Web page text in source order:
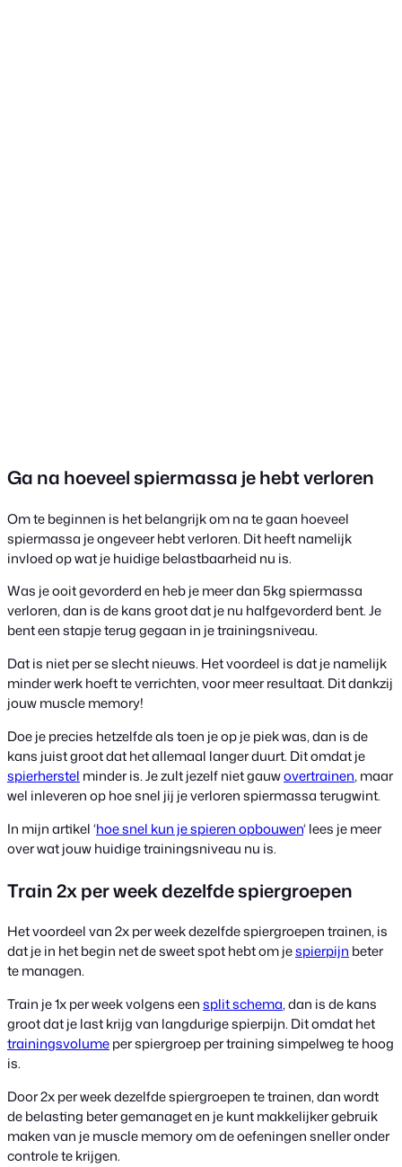
Ga na hoeveel spiermassa je hebt verloren
Om te beginnen is het belangrijk om na te gaan hoeveel
spiermassa je ongeveer hebt verloren. Dit heeft namelijk
invloed op wat je huidige belastbaarheid nu is.
Was je ooit gevorderd en heb je meer dan 5kg spiermassa
verloren, dan is de kans groot dat je nu halfgevorderd bent. Je
bent een stapje terug gegaan in je trainingsniveau.
Dat is niet per se slecht nieuws. Het voordeel is dat je namelijk
minder werk hoeft te verrichten, voor meer resultaat. Dit dankzij
jouw muscle memory!
Doe je precies hetzelfde als toen je op je piek was, dan is de
kans juist groot dat het allemaal langer duurt. Dit omdat je
spierherstel minder is. Je zult jezelf niet gauwovertrainen, maar
wel inleveren op hoe snel jij je verloren spiermassa terugwint.
In mijn artikel ‘hoe snel kun je spieren opbouwen‘ lees je meer
over wat jouw huidige trainingsniveau nu is.
Train 2x per week dezelfde spiergroepen
Het voordeel van 2x per week dezelfde spiergroepen trainen, is
dat je in het begin net de sweet spot hebt om jespierpijn beter
te managen.
Train je 1x per week volgens eensplit schema, dan is de kans
groot dat je last krijg van langdurige spierpijn. Dit omdat het
trainingsvolumeper spiergroep per training simpelweg te hoog
is.
Door 2x per week dezelfde spiergroepen te trainen, dan wordt
de belasting beter gemanaget en je kunt makkelijker gebruik
maken van je muscle memory om de oefeningen sneller onder
controle te krijgen.